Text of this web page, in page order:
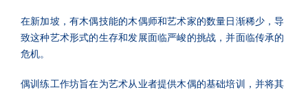
在新加坡，有木偶技能的木偶师和艺术家的数量日渐稀少，导
致这种艺术形式的生存和发展面临严峻的挑战，并面临传承的
危机。
偶训练工作坊旨在为艺术从业者提供木偶的基础培训，并将其